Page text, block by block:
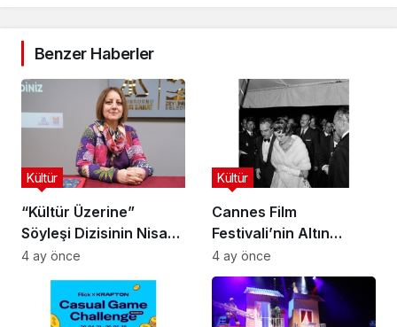
Benzer Haberler
“Kültür Üzerine”
Söyleşi Dizisinin Nisan
Ayı Konuğu Doç. Dr.
Gökçe Dervişoğlu
Okandan Oldu!
Kültür
4 ay önce
Cannes Film
Festivali’nin Altın
Çağını Mercek Altına
Alıyor
Kültür
4 ay önce